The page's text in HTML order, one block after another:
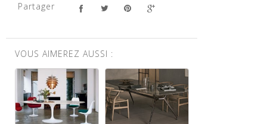
Partager
VOUS AIMEREZ AUSSI :